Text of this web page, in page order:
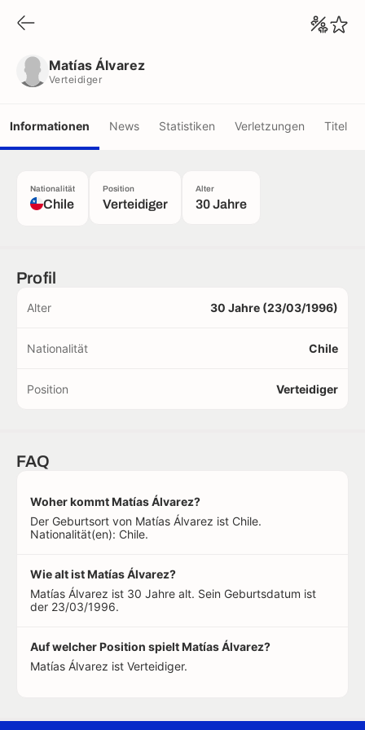
Matías Álvarez
Verteidiger
Informationen News Statistiken Verletzungen Titel
Nationalität
Chile
Position
Verteidiger
Alter
30 Jahre
Profil
Alter 30 Jahre (23/03/1996)
Nationalität Chile
Position Verteidiger
FAQ
Woher kommt Matías Álvarez?
Der Geburtsort von Matías Álvarez ist Chile.
Nationalität(en): Chile.
Wie alt ist Matías Álvarez?
Matías Álvarez ist 30 Jahre alt. Sein Geburtsdatum ist
der 23/03/1996.
Auf welcher Position spielt Matías Álvarez?
Matías Álvarez ist Verteidiger.